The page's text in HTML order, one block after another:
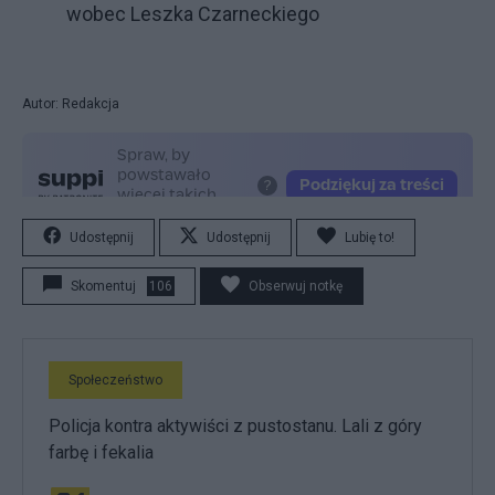
wobec Leszka Czarneckiego
Autor: Redakcja
Udostępnij Udostępnij Lubię to!
Skomentuj 106 Obserwuj notkę
Społeczeństwo
Policja kontra aktywiści z pustostanu. Lali z góry
farbę i fekalia